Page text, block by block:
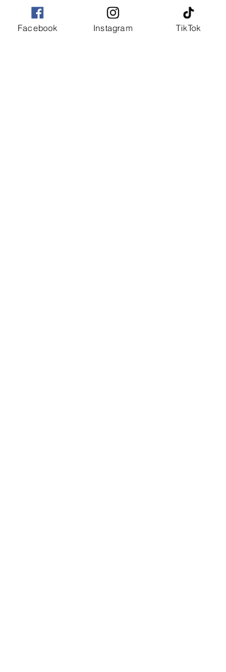
Facebook Instagram TikTok